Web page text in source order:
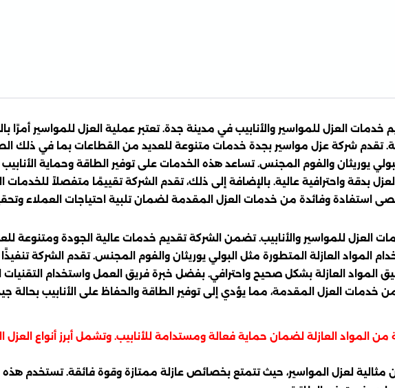
العزل للمواسير والأنابيب في مدينة جدة. تعتبر عملية العزل للمواسير أمرًا
تقدم شركة عزل مواسير بجدة خدمات متنوعة للعديد من القطاعات بما في ذلك
يوريثان والفوم المجنس. تساعد هذه الخدمات على توفير الطاقة وحماية
بدقة واحترافية عالية. بالإضافة إلى ذلك، تقدم الشركة تقييمًا متفصلاً
استفادة وفائدة من خدمات العزل المقدمة لضمان تلبية احتياجات العملاء
العزل للمواسير والأنابيب. تضمن الشركة تقديم خدمات عالية الجودة ومتنوعة
المواد العازلة المتطورة مثل البولي يوريثان والفوم المجنس. تقدم الشركة
المواد العازلة بشكل صحيح واحترافي. بفضل خبرة فريق العمل واستخدام
خدمات العزل المقدمة، مما يؤدي إلى توفير الطاقة والحفاظ على الأنابيب بحالة
العازلة لضمان حماية فعالة ومستدامة للأنابيب. وتشمل أبرز أنواع
مثالية لعزل المواسير، حيث تتمتع بخصائص عازلة ممتازة وقوة فائقة. تستخدم هذه